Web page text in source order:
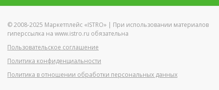
© 2008-2025 Маркетплейс «ISTRO» | При использовании материалов
гиперссылка на www.istro.ru обязательна
Пользовательское соглашение
Политика конфиденциальности
Политика в отношении обработки персональных данных